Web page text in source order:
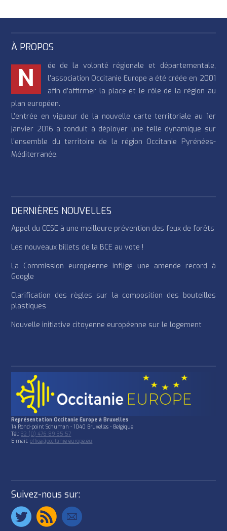
À PROPOS
N
ée de la volonté régionale et départementale,
l’association Occitanie Europe a été créée en 2001
afin d’affirmer la place et le rôle de la région au
plan européen.
L’entrée en vigueur de la nouvelle carte territoriale au 1er
janvier 2016 a conduit à déployer une telle dynamique sur
l’ensemble du territoire de la région Occitanie Pyrénées-
Méditerranée.
DERNIÈRES NOUVELLES
Appel du CESE à une meilleure prévention des feux de forêts
Les nouveaux billets de la BCE au vote !
La Commission européenne inflige une amende record à
Google
Clarification des règles sur la composition des bouteilles
plastiques
Nouvelle initiative citoyenne européenne sur le logement
Représentation Occitanie Europe à Bruxelles
14 Rond-point Schuman - 1040 Bruxelles - Belgique
Tél: 32 (0) 476 89 35 57
E-mail:office@occitanie-europe.eu
Suivez-nous sur: